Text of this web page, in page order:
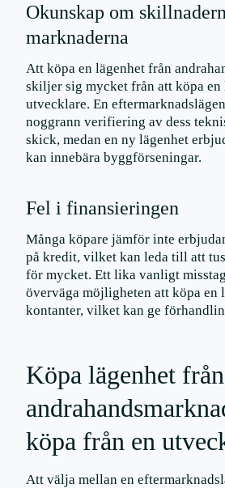
Okunskap om
marknaderna
Att köpa en lägenhet från
skiljer sig mycket från att köpa en
utvecklare. En
noggrann verifiering av dess
skick, medan en ny lägenhet
kan innebära byggförseningar.
Fel i finansieringen
Många köpare jämför inte
på kredit, vilket kan leda till att
för mycket. Ett lika vanligt
överväga möjligheten att köpa en
kontanter, vilket kan ge
Köpa lägenhet från
köpa från en
Att välja mellan en